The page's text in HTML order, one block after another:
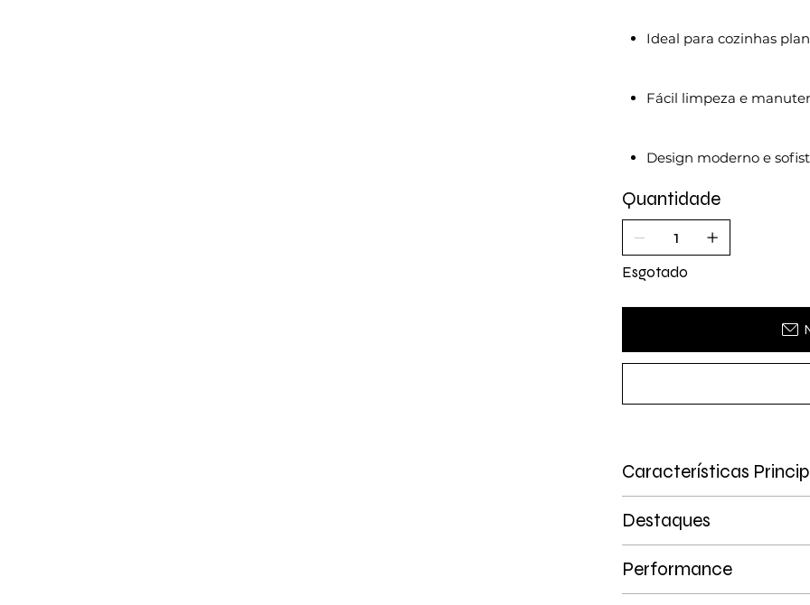
Ideal para cozinhas
Fácil limpeza e
Design moderno e
Quantidade
Esgotado
Características
Destaques
Performance